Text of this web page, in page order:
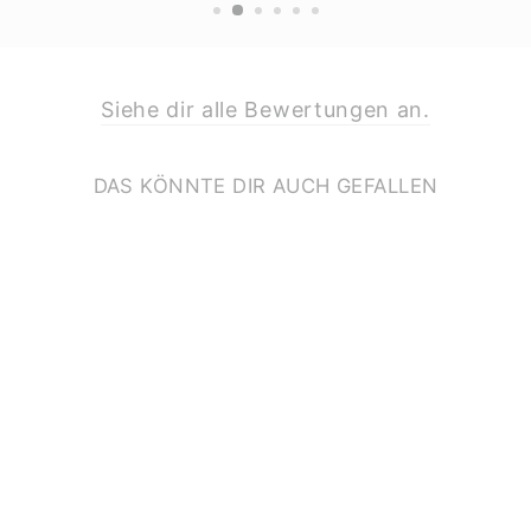
Siehe dir alle Bewertungen an.
DAS KÖNNTE DIR AUCH GEFALLEN